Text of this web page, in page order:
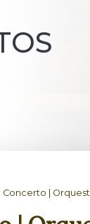
Concerto |